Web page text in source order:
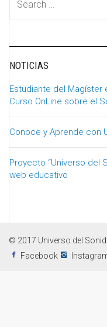
NOTICIAS
Estudiante del Magíster
Curso OnLine sobre el
Conoce y Aprende con
Proyecto “Universo del
web educativo
© 2017 Universo del
Facebook